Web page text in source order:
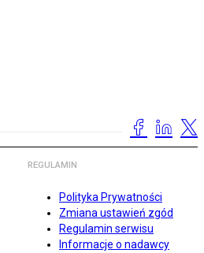
REGULAMIN
Polityka Prywatności
Zmiana ustawień zgód
Regulamin serwisu
Informacje o nadawcy